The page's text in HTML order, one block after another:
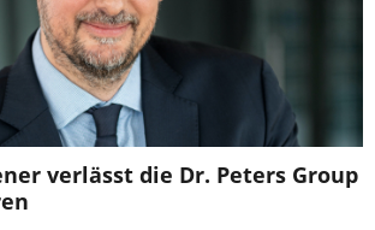
verlässt die Dr. Peters Group